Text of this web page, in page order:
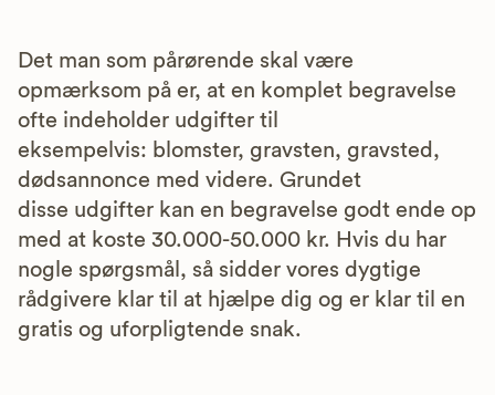
Det man som pårørende skal være
opmærksom på er, at en komplet begravelse
ofte indeholder udgifter til
eksempelvis: blomster, gravsten, gravsted,
dødsannonce med videre. Grundet
disse udgifter kan en begravelse godt ende op
med at koste 30.000-50.000 kr. Hvis du har
nogle spørgsmål, så sidder vores dygtige
rådgivere klar til at hjælpe dig og er klar til en
gratis og uforpligtende snak.